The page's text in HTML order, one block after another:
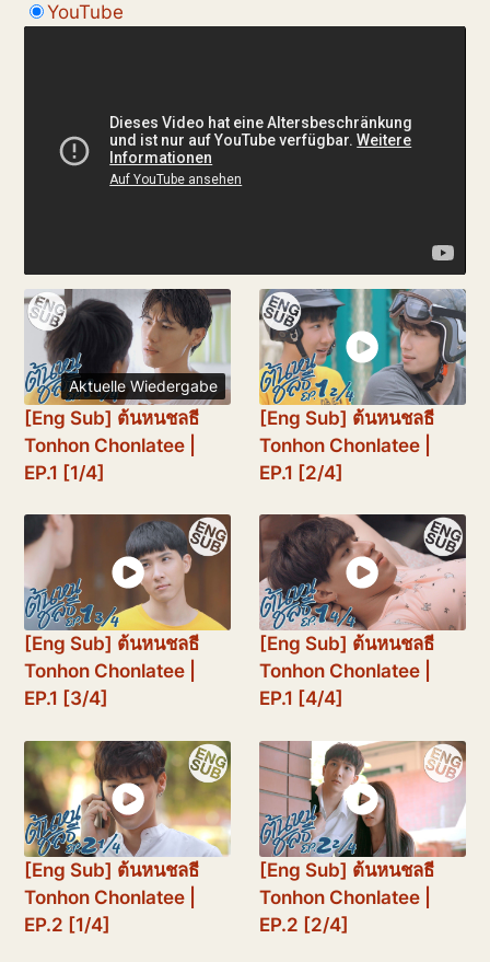
YouTube
Aktuelle Wiedergabe
[Eng Sub] ต้นหนชลธี
Tonhon Chonlatee |
EP.1 [1/4]
[Eng Sub] ต้นหนชลธี
Tonhon Chonlatee |
EP.1 [2/4]
[Eng Sub] ต้นหนชลธี
Tonhon Chonlatee |
EP.1 [3/4]
[Eng Sub] ต้นหนชลธี
Tonhon Chonlatee |
EP.1 [4/4]
[Eng Sub] ต้นหนชลธี
Tonhon Chonlatee |
EP.2 [1/4]
[Eng Sub] ต้นหนชลธี
Tonhon Chonlatee |
EP.2 [2/4]